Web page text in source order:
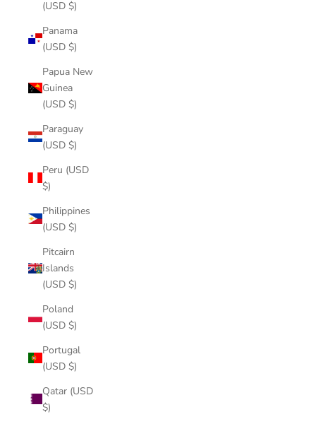
(USD $)
Panama
(USD $)
Papua New
Guinea
(USD $)
Paraguay
(USD $)
Peru (USD
$)
Philippines
(USD $)
Pitcairn
Islands
(USD $)
Poland
(USD $)
Portugal
(USD $)
Qatar (USD
$)